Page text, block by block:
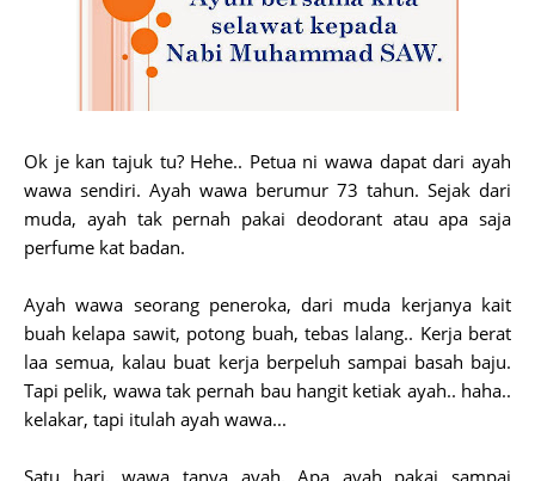
Ok je kan tajuk tu? Hehe.. Petua ni wawa dapat dari ayah
wawa sendiri. Ayah wawa berumur 73 tahun. Sejak dari
muda, ayah tak pernah pakai deodorant atau apa saja
perfume kat badan.
Ayah wawa seorang peneroka, dari muda kerjanya kait
buah kelapa sawit, potong buah, tebas lalang.. Kerja berat
laa semua, kalau buat kerja berpeluh sampai basah baju.
Tapi pelik, wawa tak pernah bau hangit ketiak ayah.. haha..
kelakar, tapi itulah ayah wawa...
Satu hari, wawa tanya ayah. Apa ayah pakai sampai